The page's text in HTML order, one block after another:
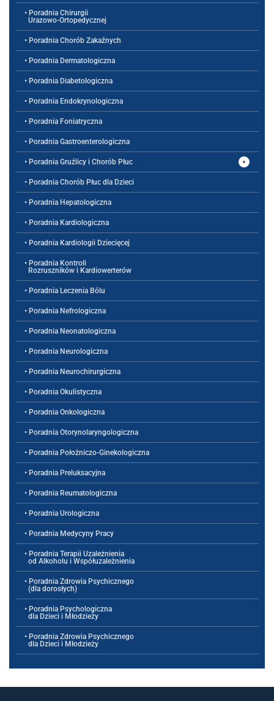
• Poradnia Chirurgii
Urazowo-Ortopedycznej
• Poradnia Chorób Zakaźnych
• Poradnia Dermatologiczna
• Poradnia Diabetologiczna
• Poradnia Endokrynologiczna
• Poradnia Foniatryczna
• Poradnia Gastroenterologiczna
• Poradnia Gruźlicy i Chorób Płuc
• Poradnia Chorób Płuc dla Dzieci
• Poradnia Hepatologiczna
• Poradnia Kardiologiczna
• Poradnia Kardiologii Dziecięcej
• Poradnia Kontroli
Rozruszników i Kardiowerterów
• Poradnia Leczenia Bólu
• Poradnia Nefrologiczna
• Poradnia Neonatologiczna
• Poradnia Neurologiczna
• Poradnia Neurochirurgiczna
• Poradnia Okulistyczna
• Poradnia Onkologiczna
• Poradnia Otorynolaryngologiczna
• Poradnia Położniczo-Ginekologiczna
• Poradnia Preluksacyjna
• Poradnia Reumatologiczna
• Poradnia Urologiczna
• Poradnia Medycyny Pracy
• Poradnia Terapii Uzależnienia
od Alkoholu i Współuzależnienia
• Poradnia Zdrowia Psychicznego
(dla dorosłych)
• Poradnia Psychologiczna
dla Dzieci i Młodzieży
• Poradnia Zdrowia Psychicznego
dla Dzieci i Młodzieży